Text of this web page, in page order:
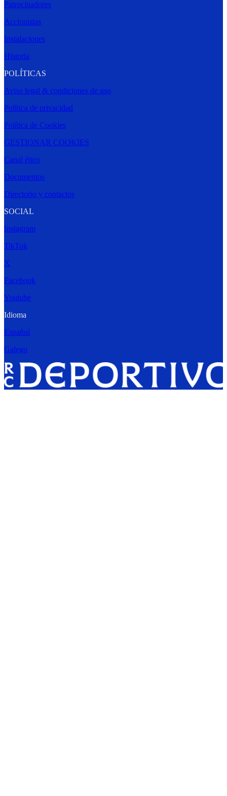
Patrocinadores
Accionistas
Instalaciones
Historia
POLÍTICAS
Aviso legal & condiciones de uso
Política de privacidad
Política de Cookies
GESTIONAR COOKIES
Canal ético
Documentos
Directorio y contactos
SOCIAL
Instagram
TikTok
X
Facebook
Youtube
Idioma
Español
Galego